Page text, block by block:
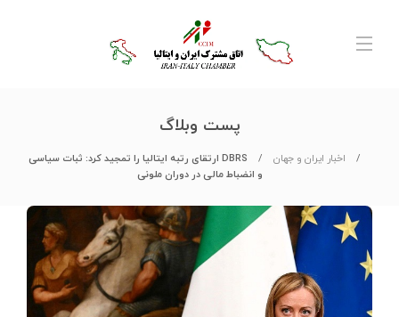
پست وبلاگ
اخبار ایران و جهان
DBRS ارتقای رتبه ایتالیا را تمجید کرد: ثبات سیاسی
و انضباط مالی در دوران ملونی